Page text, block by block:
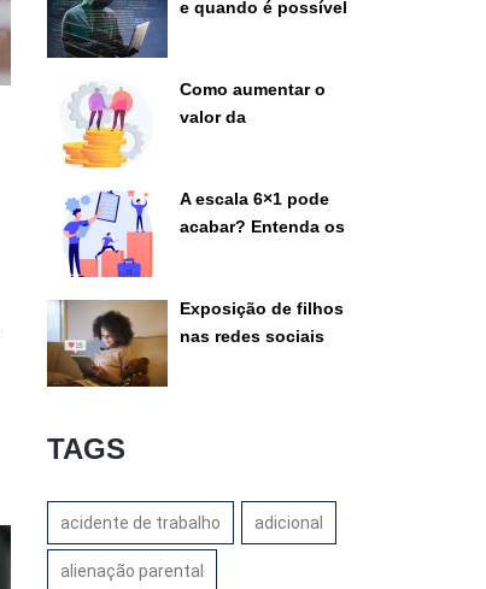
e quando é possível
Como aumentar o
valor da
A escala 6×1 pode
acabar? Entenda os
Exposição de filhos
nas redes sociais
TAGS
acidente de trabalho adicional
alienação parental